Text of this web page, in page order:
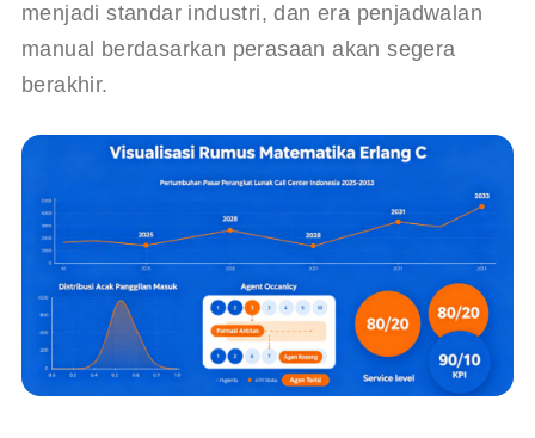
menjadi standar industri, dan era penjadwalan
manual berdasarkan perasaan akan segera
berakhir.